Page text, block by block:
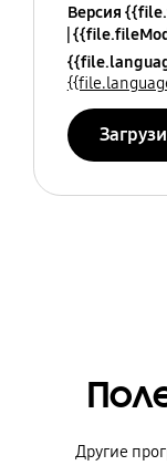
Версия
Другие